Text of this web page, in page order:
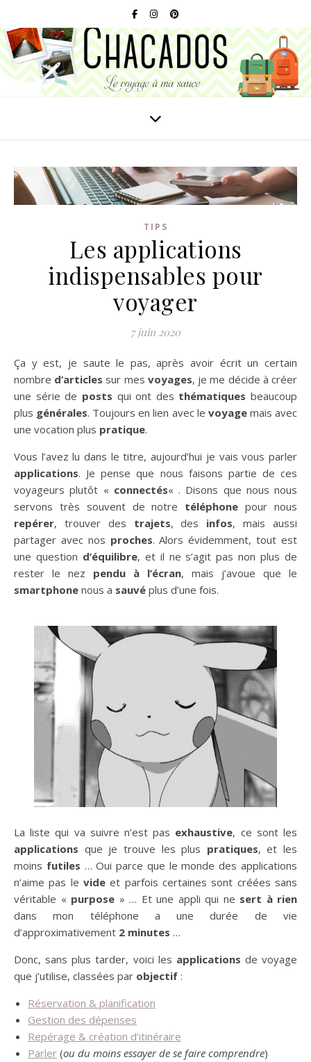
TIPS
Les applications
indispensables pour
voyager
7 juin 2020
Ça y est, je saute le pas, après avoir écrit un certain
nombre d’articles sur mes voyages, je me décide à créer
une série de posts qui ont des thématiques beaucoup
plus générales. Toujours en lien avec le voyage mais avec
une vocation plus pratique.
Vous l’avez lu dans le titre, aujourd’hui je vais vous parler
applications. Je pense que nous faisons partie de ces
voyageurs plutôt « connectés« . Disons que nous nous
servons très souvent de notre téléphonepour nous
repérer, trouver des trajets, des infos, mais aussi
partager avec nos proches. Alors évidemment, tout est
une question d’équilibre, et il ne s’agit pas non plus de
rester le nez pendu à l’écran, mais j’avoue que le
smartphone nous a sauvé plus d’une fois.
La liste qui va suivre n’est pas exhaustive, ce sont les
applications que je trouve les plus pratiques, et les
moins futiles … Oui parce que le monde des applications
n’aime pas le videet parfois certaines sont créées sans
véritable « purpose » … Et une appli qui ne sert à rien
dans mon téléphone a une durée de vie
d’approximativement 2 minutes …
Donc, sans plus tarder, voici les applications de voyage
que j’utilise, classées par objectif :
Réservation & planification
Gestion des dépenses
Repérage & création d’itinéraire
Parler (ou du moins essayer de se faire comprendre)